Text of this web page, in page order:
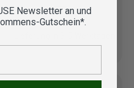
Newsletter an und
Gutschein*.